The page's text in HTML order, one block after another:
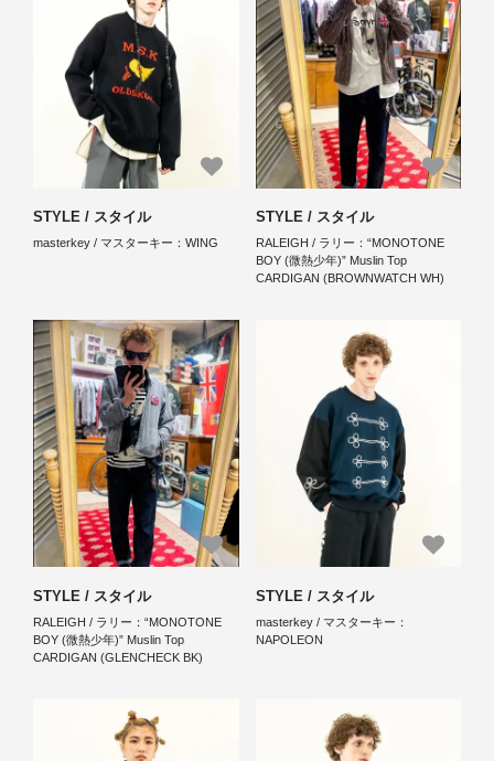
STYLE / スタイル
masterkey / マスターキー：WING
STYLE / スタイル
RALEIGH / ラリー：“MONOTONE
BOY (微熱少年)” Muslin Top
CARDIGAN (BROWNWATCH WH)
STYLE / スタイル
RALEIGH / ラリー：“MONOTONE
BOY (微熱少年)” Muslin Top
CARDIGAN (GLENCHECK BK)
STYLE / スタイル
masterkey / マスターキー：
NAPOLEON